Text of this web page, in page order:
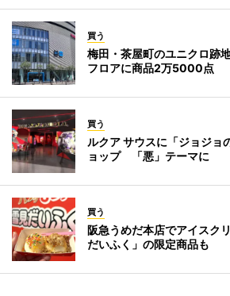
買う
梅田・茶屋町のユニクロ
フロアに商品2万5000点
買う
ルクア サウスに「ジョジョ
ョップ 「悪」テーマに
買う
阪急うめだ本店でアイスク
だいふく」の限定商品も